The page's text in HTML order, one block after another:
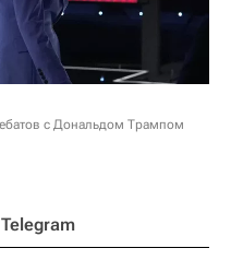
с Дональдом Трампом
Telegram